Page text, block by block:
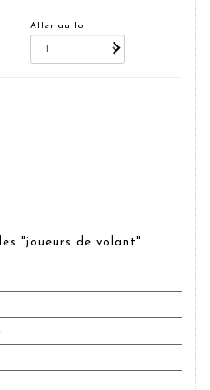
Aller au lot
"joueurs de volant".